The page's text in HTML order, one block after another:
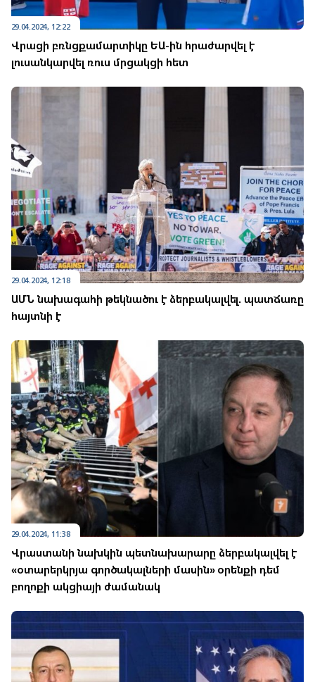
29.04.2024, 12:22
Վրացի բռնցքամարտիկը ԵԱ-ին հրաժարվել է
լուսանկարվել ռուս մրցակցի հետ
29.04.2024, 12:18
ԱՄՆ նախագահի թեկնածու է ձերբակալվել. պատճառը
հայտնի է
29.04.2024, 11:38
Վրաստանի նախկին պետնախարարը ձերբակալվել է
«օտարերկրյա գործակալների մասին» օրենքի դեմ
բողոքի ակցիայի ժամանակ